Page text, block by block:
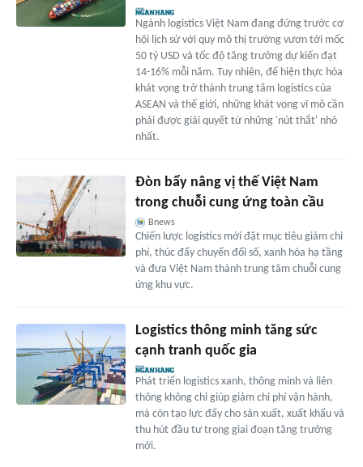
Ngành logistics Việt Nam đang đứng trước cơ
hội lịch sử với quy mô thị trường vươn tới mốc
50 tỷ USD và tốc độ tăng trưởng dự kiến đạt
14-16% mỗi năm. Tuy nhiên, để hiện thực hóa
khát vọng trở thành trung tâm logistics của
ASEAN và thế giới, những khát vọng vĩ mô cần
phải được giải quyết từ những 'nút thắt' nhỏ
nhất.
Đòn bẩy nâng vị thế Việt Nam
trong chuỗi cung ứng toàn cầu
Bnews
Chiến lược logistics mới đặt mục tiêu giảm chi
phí, thúc đẩy chuyển đổi số, xanh hóa hạ tầng
và đưa Việt Nam thành trung tâm chuỗi cung
ứng khu vực.
Logistics thông minh tăng sức
cạnh tranh quốc gia
Phát triển logistics xanh, thông minh và liên
thông không chỉ giúp giảm chi phí vận hành,
mà còn tạo lực đẩy cho sản xuất, xuất khẩu và
thu hút đầu tư trong giai đoạn tăng trưởng
mới.